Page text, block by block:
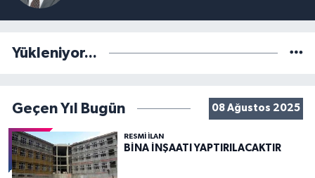
Yükleniyor...
Geçen Yıl Bugün 08 Ağustos 2025
RESMİ İLAN
BİNA İNŞAATI YAPTIRILACAKTIR